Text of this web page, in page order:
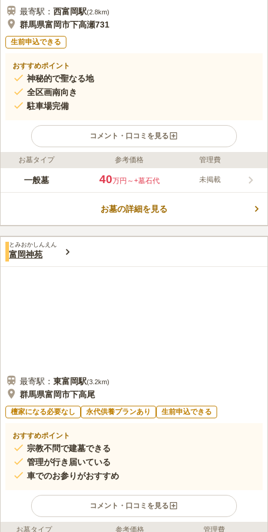
最寄駅： 西富岡駅(2.8km)
群馬県富岡市下高瀬731
生前申込できる
おすすめポイント
神秘的で聖なる地
全区画南向き
駐車場完備
コメント・口コミを見る
ライフドット編集部のコメント
うっそうと茂った緑の木々の中にぽつんとたたずむ光厳寺は、神
上越自動車道路のインターから約16分のところにあり、車でのア
口コミ評価
この霊園はまだ誰からも評価されていません。
お墓タイプ 参考価格 管理費
一般墓 40万円～+墓石代 未掲載
お墓の詳細を見る
とみおかしんえん
富岡神苑
最寄駅： 東富岡駅(3.2km)
群馬県富岡市下高尾
檀家になる必要なし 永代供養プランあり 生前申込できる
おすすめポイント
宗教不問で建墓できる
管理が行き届いている
車でのお参りがおすすめ
コメント・口コミを見る
お墓タイプ 参考価格 管理費